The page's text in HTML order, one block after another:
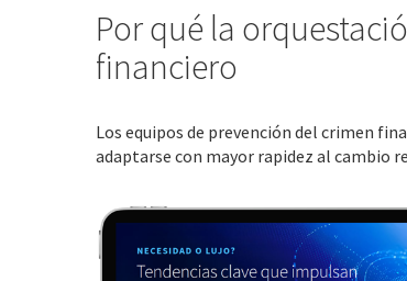
Por qué la
financiero
Los equipos de prevención del crimen
adaptarse con mayor rapidez al cambio